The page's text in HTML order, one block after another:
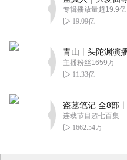
专辑播放量超19.9亿
19.09亿
主播粉丝1659万
11.33亿
连载节目超七百集
1662.54万